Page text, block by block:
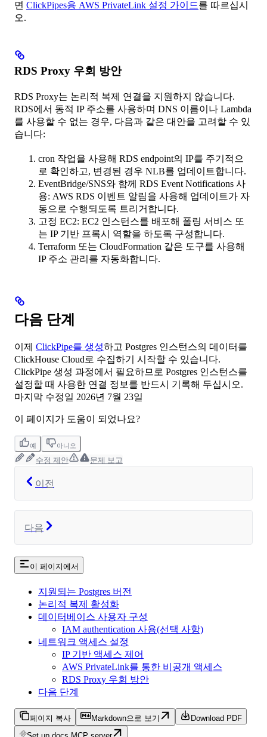
면 ClickPipes용 AWS PrivateLink 설정 가이드를 따르십시
오.
RDS Proxy 우회 방안
RDS Proxy는 논리적 복제 연결을 지원하지 않습니다.
RDS에서 동적 IP 주소를 사용하며 DNS 이름이나 Lambda
를 사용할 수 없는 경우, 다음과 같은 대안을 고려할 수 있
습니다:
cron 작업을 사용해 RDS endpoint의 IP를 주기적으
로 확인하고, 변경된 경우 NLB를 업데이트합니다.
EventBridge/SNS와 함께 RDS Event Notifications 사
용: AWS RDS 이벤트 알림을 사용해 업데이트가 자
동으로 수행되도록 트리거합니다.
고정 EC2: EC2 인스턴스를 배포해 폴링 서비스 또
는 IP 기반 프록시 역할을 하도록 구성합니다.
Terraform 또는 CloudFormation 같은 도구를 사용해
IP 주소 관리를 자동화합니다.
다음 단계
이제 ClickPipe를 생성하고 Postgres 인스턴스의 데이터를
ClickHouse Cloud로 수집하기 시작할 수 있습니다.
ClickPipe 생성 과정에서 필요하므로 Postgres 인스턴스를
설정할 때 사용한 연결 정보를 반드시 기록해 두십시오.
마지막 수정일 2026년 7월 23일
이 페이지가 도움이 되었나요?
예 아니오
수정 제안 문제 보고
이전
다음
이 페이지에서
지원되는 Postgres 버전
논리적 복제 활성화
데이터베이스 사용자 구성
IAM authentication 사용(선택 사항)
네트워크 액세스 설정
IP 기반 액세스 제어
AWS PrivateLink를 통한 비공개 액세스
RDS Proxy 우회 방안
다음 단계
페이지 복사 Markdown으로 보기
Download PDF